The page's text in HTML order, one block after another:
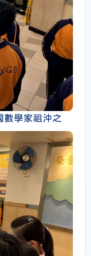
數學家祖沖之